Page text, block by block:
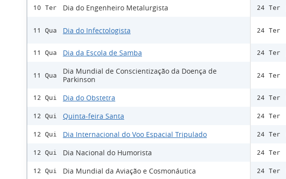
10 Ter Dia do Engenheiro Metalurgista
11 Qua Dia do Infectologista
11 Qua Dia da Escola de Samba
11 Qua
Dia Mundial de Conscientização da Doença de
Parkinson
12 Qui Dia do Obstetra
12 Qui Quinta-feira Santa
12 Qui Dia Internacional do Voo Espacial Tripulado
12 Qui Dia Nacional do Humorista
12 Qui Dia Mundial da Aviação e Cosmonáutica
24 Ter
24 Ter
24 Ter
24 Ter
24 Ter
24 Ter
24 Ter
24 Ter
24 Ter